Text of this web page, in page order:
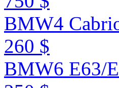
BMW4
260 $
BMW6 E63/